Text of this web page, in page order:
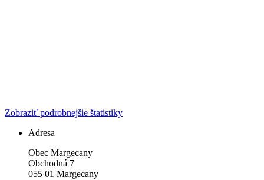
Zobraziť podrobnejšie štatistiky
Adresa
Obec Margecany
Obchodná 7
055 01 Margecany